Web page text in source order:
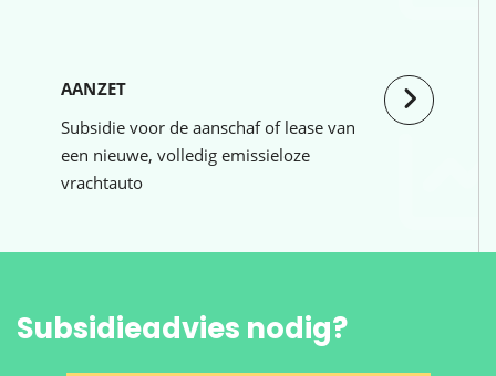
AANZET
Subsidie voor de aanschaf of lease van
een nieuwe, volledig emissieloze
vrachtauto
Subsidieadvies nodig?